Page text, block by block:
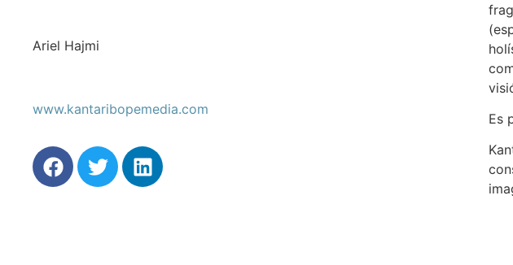
Ariel Hajmi
www.kantaribopemedia.com
Es